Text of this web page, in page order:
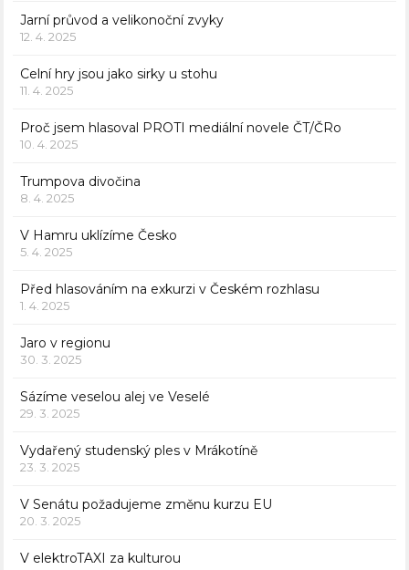
Jarní průvod a velikonoční zvyky
12. 4. 2025
Celní hry jsou jako sirky u stohu
11. 4. 2025
Proč jsem hlasoval PROTI mediální novele ČT/ČRo
10. 4. 2025
Trumpova divočina
8. 4. 2025
V Hamru uklízíme Česko
5. 4. 2025
Před hlasováním na exkurzi v Českém rozhlasu
1. 4. 2025
Jaro v regionu
30. 3. 2025
Sázíme veselou alej ve Veselé
29. 3. 2025
Vydařený studenský ples v Mrákotíně
23. 3. 2025
V Senátu požadujeme změnu kurzu EU
20. 3. 2025
V elektroTAXI za kulturou